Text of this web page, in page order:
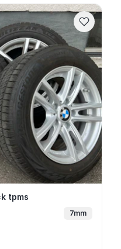
series tpms
tpms
7mm